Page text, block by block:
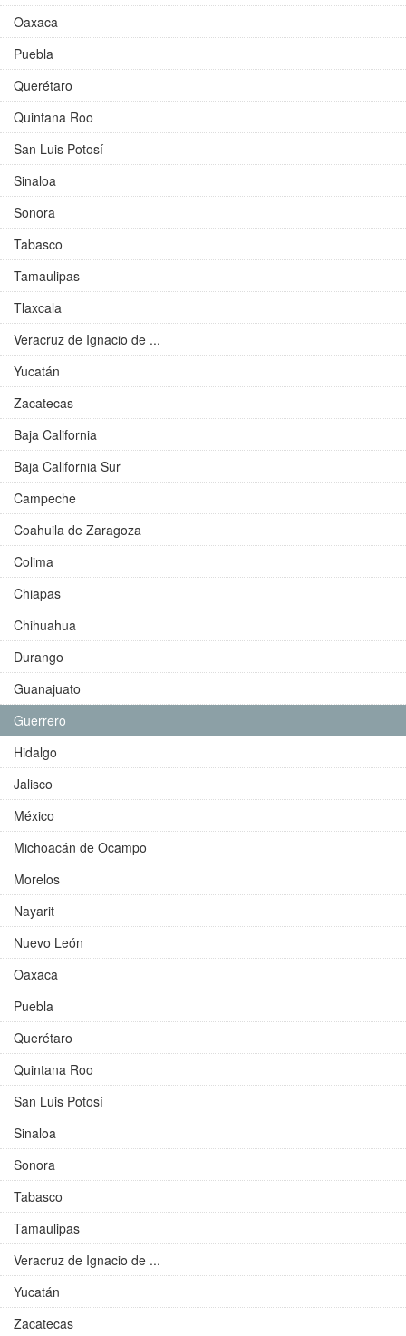
Oaxaca
Puebla
Querétaro
Quintana Roo
San Luis Potosí
Sinaloa
Sonora
Tabasco
Tamaulipas
Tlaxcala
Veracruz de Ignacio de ...
Yucatán
Zacatecas
Baja California
Baja California Sur
Campeche
Coahuila de Zaragoza
Colima
Chiapas
Chihuahua
Durango
Guanajuato
Guerrero
Hidalgo
Jalisco
México
Michoacán de Ocampo
Morelos
Nayarit
Nuevo León
Oaxaca
Puebla
Querétaro
Quintana Roo
San Luis Potosí
Sinaloa
Sonora
Tabasco
Tamaulipas
Veracruz de Ignacio de ...
Yucatán
Zacatecas